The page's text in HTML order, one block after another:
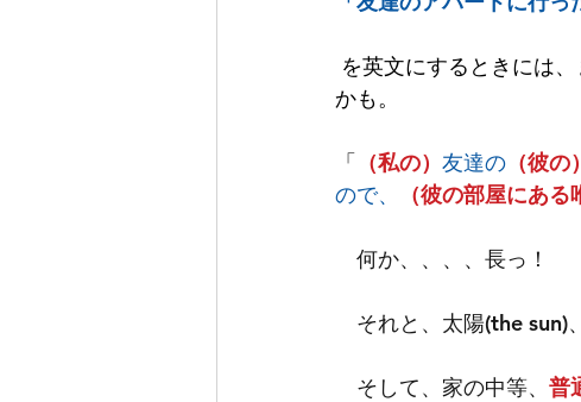
を英文にするときには
かも。
「 （私の） 友達の （彼の）
ので、
（彼の部屋にある
何か、、、、長っ！
それと、太陽(the sun)
そして、家の中等、 普